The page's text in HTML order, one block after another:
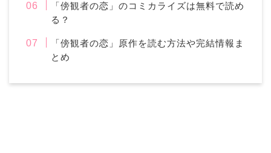
「傍観者の恋」のコミカライズは無料で読め
る？
「傍観者の恋」原作を読む方法や完結情報ま
とめ